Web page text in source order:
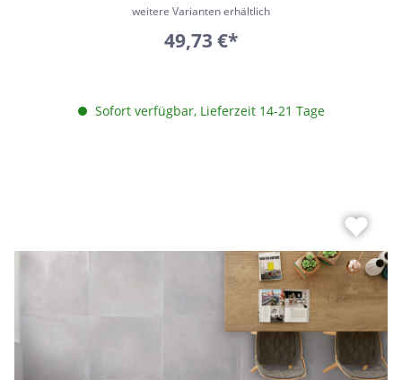
weitere Varianten erhältlich
49,73 €*
Sofort verfügbar, Lieferzeit 14-21 Tage